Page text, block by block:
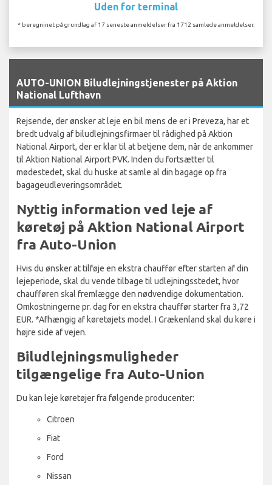
Uden for terminal
* beregninet på grundlag af 17 seneste anmeldelser fra 1712 samlede anmeldelser.
AUTO-UNION Biludlejningstjenester på Aktion
National Lufthavn
Rejsende, der ønsker at leje en bil mens de er i Preveza, har et
bredt udvalg af biludlejningsfirmaer til rådighed på Aktion
National Airport, der er klar til at betjene dem, når de ankommer
til Aktion National Airport PVK. Inden du fortsætter til
mødestedet, skal du huske at samle al din bagage op fra
bagageudleveringsområdet.
Nyttig information ved leje af
køretøj på Aktion National Airport
fra Auto-Union
Hvis du ønsker at tilføje en ekstra chauffør efter starten af din
lejeperiode, skal du vende tilbage til udlejningsstedet, hvor
chaufføren skal fremlægge den nødvendige dokumentation.
Omkostningerne pr. dag for en ekstra chauffør starter fra 3,72
EUR. *Afhængig af køretøjets model. I Grækenland skal du køre i
højre side af vejen.
Biludlejningsmuligheder
tilgængelige fra Auto-Union
Du kan leje køretøjer fra følgende producenter:
Citroen
Fiat
Ford
Nissan